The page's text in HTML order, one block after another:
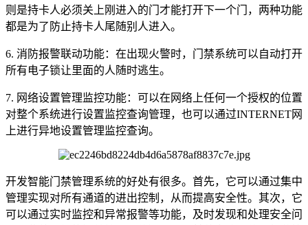
则是持卡人必须关上刚进入的门才能打开下一个门，两种功能
都是为了防止持卡人尾随别人进入。
6. 消防报警联动功能：在出现火警时，门禁系统可以自动打开
所有电子锁让里面的人随时逃生。
7. 网络设置管理监控功能：可以在网络上任何一个授权的位置
对整个系统进行设置监控查询管理，也可以通过INTERNET网
上进行异地设置管理监控查询。
开发智能门禁管理系统的好处有很多。首先，它可以通过集中
管理实现对所有通道的进出控制，从而提高安全性。其次，它
可以通过实时监控和异常报警等功能，及时发现和处理安全问